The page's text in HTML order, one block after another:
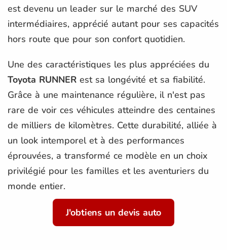
est devenu un leader sur le marché des SUV
intermédiaires, apprécié autant pour ses capacités
hors route que pour son confort quotidien.
Une des caractéristiques les plus appréciées du
Toyota RUNNER est sa longévité et sa fiabilité.
Grâce à une maintenance régulière, il n'est pas
rare de voir ces véhicules atteindre des centaines
de milliers de kilomètres. Cette durabilité, alliée à
un look intemporel et à des performances
éprouvées, a transformé ce modèle en un choix
privilégié pour les familles et les aventuriers du
monde entier.
J'obtiens un devis auto